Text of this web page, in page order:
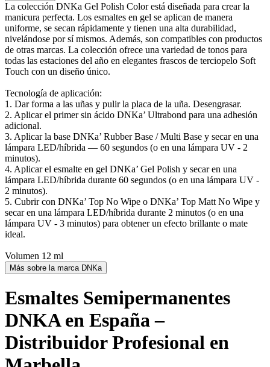
La colección DNKa Gel Polish Color está diseñada para crear la
manicura perfecta. Los esmaltes en gel se aplican de manera
uniforme, se secan rápidamente y tienen una alta durabilidad,
nivelándose por sí mismos. Además, son compatibles con productos
de otras marcas. La colección ofrece una variedad de tonos para
todas las estaciones del año en elegantes frascos de terciopelo Soft
Touch con un diseño único.
Tecnología de aplicación:
1. Dar forma a las uñas y pulir la placa de la uña. Desengrasar.
2. Aplicar el primer sin ácido DNKa’ Ultrabond para una adhesión
adicional.
3. Aplicar la base DNKa’ Rubber Base / Multi Base y secar en una
lámpara LED/híbrida — 60 segundos (o en una lámpara UV - 2
minutos).
4. Aplicar el esmalte en gel DNKa’ Gel Polish y secar en una
lámpara LED/híbrida durante 60 segundos (o en una lámpara UV -
2 minutos).
5. Cubrir con DNKa’ Top No Wipe o DNKa’ Top Matt No Wipe y
secar en una lámpara LED/híbrida durante 2 minutos (o en una
lámpara UV - 3 minutos) para obtener un efecto brillante o mate
ideal.
Volumen 12 ml
Más sobre la marca DNKa
Esmaltes Semipermanentes
DNKA en España –
Distribuidor Profesional en